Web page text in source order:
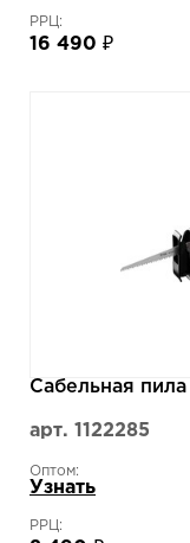
РРЦ:
16 490 ₽
Сабельная
арт. 1122285
Оптом:
Узнать
РРЦ: